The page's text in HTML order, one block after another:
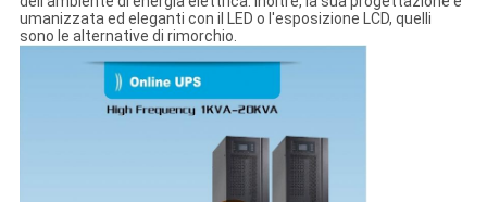
umanizzata ed eleganti con il LED o l'esposizione LCD, quelli
sono le alternative di rimorchio.